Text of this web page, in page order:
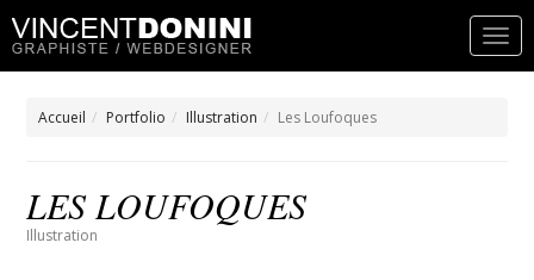
Accueil Portfolio Illustration Les Loufoques
LES LOUFOQUES
Illustration